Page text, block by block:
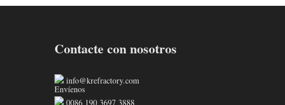
Contacte con nosotros
info@krefractory.com
0086 190 3697 3888